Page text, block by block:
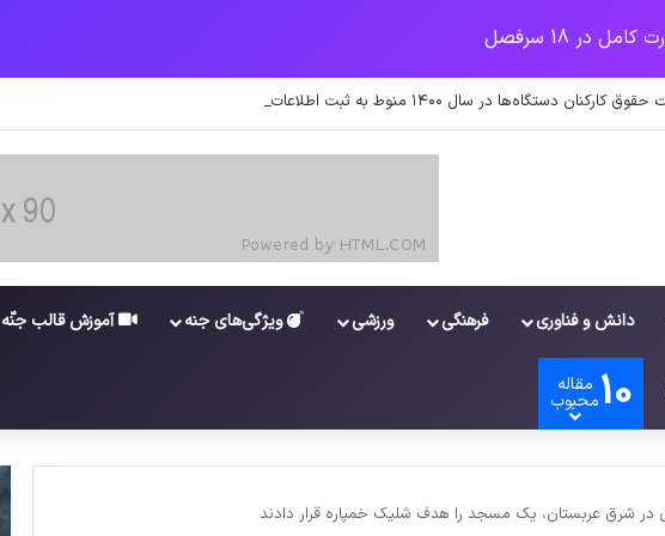
18 سرفصل
دستگاه‌ها در سال ۱۴۰۰ منوط به ثبت اطلاعات کارکنان در سامانه شد
دانش و فناوری فرهنگی ورزشی ویژگی‌های جنه آموزش قالب جنّه
پوسته
جستجو برای
10 مقاله
محبوب
در شرق عربستان، یک مسجد را هدف شلیک خمپاره قرار دادند